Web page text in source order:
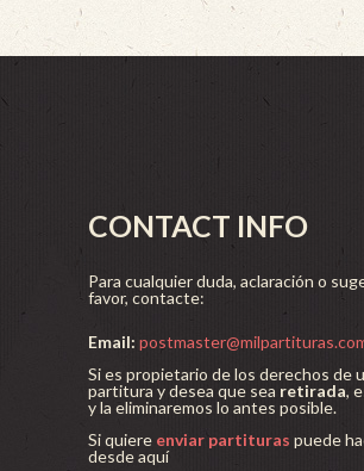
CONTACT INFO
Para cualquier duda, aclaración o
favor, contacte:
Email:
Si es propietario de los derechos de
partitura y desea que sea retirada,
y la eliminaremos lo antes posible.
Si quiere enviar partituras puede
desde aquí